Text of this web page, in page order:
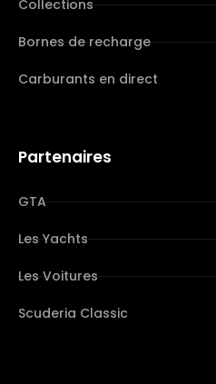
Collections
Bornes de recharge
Carburants en direct
Partenaires
GTA
Les Yachts
Les Voitures
Scuderia Classic